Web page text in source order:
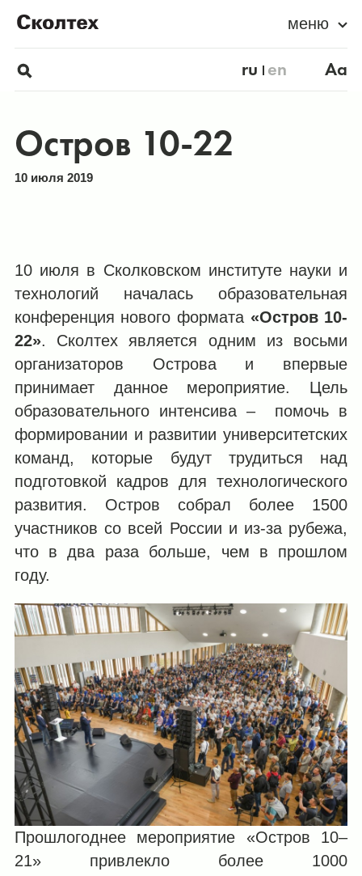
меню
ru en Aa
Остров 10-22
10 июля 2019
10 июля в Сколковском институте науки и
технологий началась образовательная
конференция нового формата «Остров 10-
22». Сколтех является одним из восьми
организаторов Острова и впервые
принимает данное мероприятие. Цель
образовательного интенсива – помочь в
формировании и развитии университетских
команд, которые будут трудиться над
подготовкой кадров для технологического
развития. Остров собрал более 1500
участников со всей России и из-за рубежа,
что в два раза больше, чем в прошлом
году.
Прошлогоднее мероприятие «Остров 10–
21» привлекло более 1000